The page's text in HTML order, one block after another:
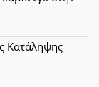
Κατάληψης